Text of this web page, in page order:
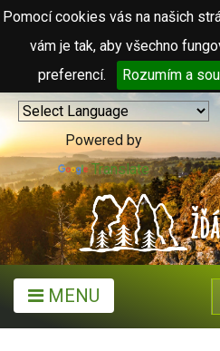
Pomocí cookies vás na našich
vám je tak, aby všechno
preferencí.
Rozumím a
Powered by
Translate
MENU